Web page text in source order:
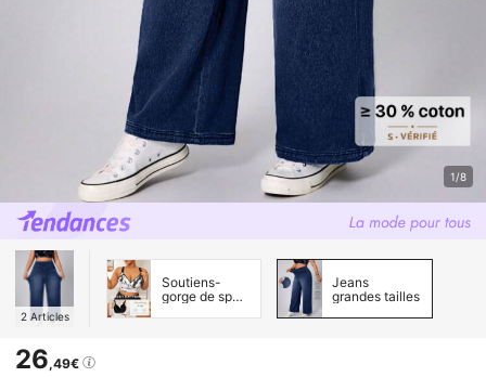
1/8
2 Articles
Soutiens-
gorge de sport
Jeans
grandes tailles
26,49€